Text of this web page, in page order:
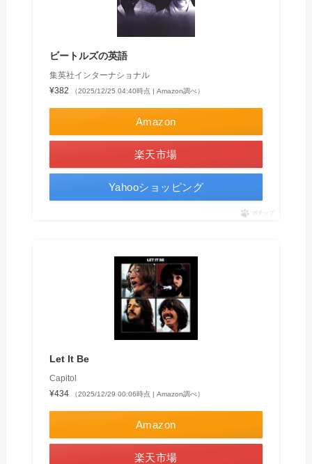
ビートルズの英語
集英社インターナショナル
¥382
（2025/12/25 04:40時点 | Amazon調べ）
Amazon
楽天市場
Yahooショッピング
ポチップ
Let It Be
Capitol
¥434
（2025/12/29 00:06時点 | Amazon調べ）
Amazon
楽天市場